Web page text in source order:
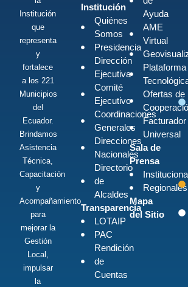
Institución
que
representa
y
fortalece
a los 221
Municipios
del
Ecuador.
Brindamos
Asistencia
Técnica,
Capacitación
y
Acompañamiento
para
mejorar la
Gestión
Local,
impulsar
la
Institución
Quiénes
Somos
Presidencia
Dirección
Ejecutiva
Comité
Ejecutivo
Coordinaciones
Generales
Direcciones
Nacionales
Directorio
de
Alcaldes
Transparencia
LOTAIP
PAC
Rendición
de
Cuentas
Ayuda
AME
Virtual
Plataforma
Ofertas de
Facturador
Universal
Sala de
Prensa
Regionales
Mapa
del Sitio